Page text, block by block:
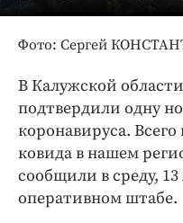
Экономика и
ПРОЕКТЫ
Блоги
Издания
Медиаперсона
Интересное
Клиника года
Фото: Сергей
В Калужской
подтвердили одну
коронавируса.
ковида в нашем
сообщили в среду,
оперативном штабе.